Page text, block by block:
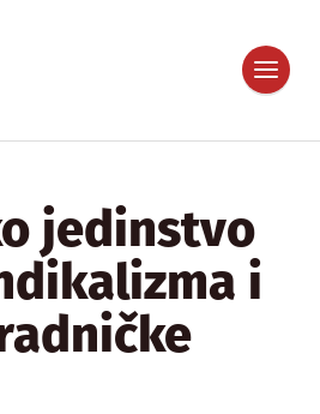
jedinstvo
i